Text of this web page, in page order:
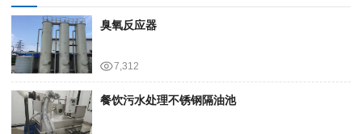
臭氧反应器
7,312
餐饮污水处理不锈钢隔油池